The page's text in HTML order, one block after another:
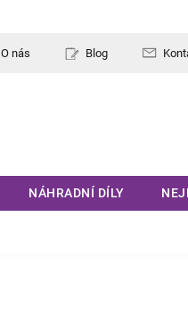
O nás Blog
NÁHRADNÍ DÍLY